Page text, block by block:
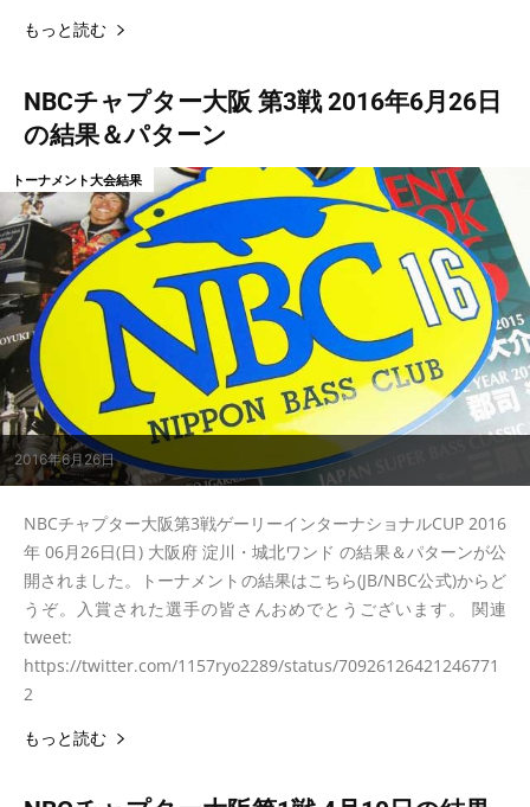
もっと読む
NBCチャプター大阪 第3戦 2016年6月26日
の結果＆パターン
2016年6月26日
トーナメント大会結果
NBCチャプター大阪第3戦ゲーリーインターナショナルCUP 2016
年 06月26日(日) 大阪府 淀川・城北ワンド の結果＆パターンが公
開されました。トーナメントの結果はこちら(JB/NBC公式)からど
うぞ。入賞された選手の皆さんおめでとうございます。 関連
tweet:
https://twitter.com/1157ryo2289/status/70926126421246771
2
もっと読む